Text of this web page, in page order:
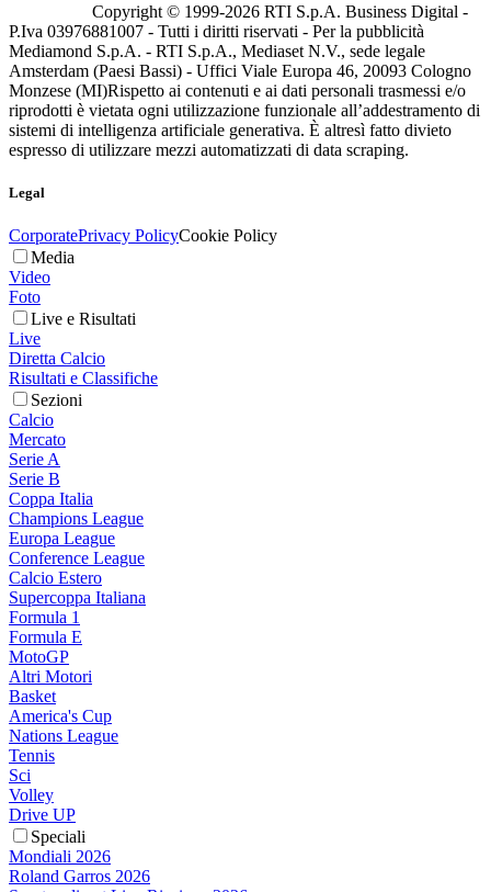
Copyright © 1999-2026 RTI S.p.A. Business Digital -
P.Iva 03976881007 - Tutti i diritti riservati - Per la pubblicità
Mediamond S.p.A. - RTI S.p.A., Mediaset N.V., sede legale
Amsterdam (Paesi Bassi) - Uffici Viale Europa 46, 20093 Cologno
Monzese (MI)Rispetto ai contenuti e ai dati personali trasmessi e/o
riprodotti è vietata ogni utilizzazione funzionale all’addestramento di
sistemi di intelligenza artificiale generativa. È altresì fatto divieto
espresso di utilizzare mezzi automatizzati di data scraping.
Legal
CorporatePrivacy PolicyCookie Policy
Media
Video
Foto
Live e Risultati
Live
Diretta Calcio
Risultati e Classifiche
Sezioni
Calcio
Mercato
Serie A
Serie B
Coppa Italia
Champions League
Europa League
Conference League
Calcio Estero
Supercoppa Italiana
Formula 1
Formula E
MotoGP
Altri Motori
Basket
America's Cup
Nations League
Tennis
Sci
Volley
Drive UP
Speciali
Mondiali 2026
Roland Garros 2026